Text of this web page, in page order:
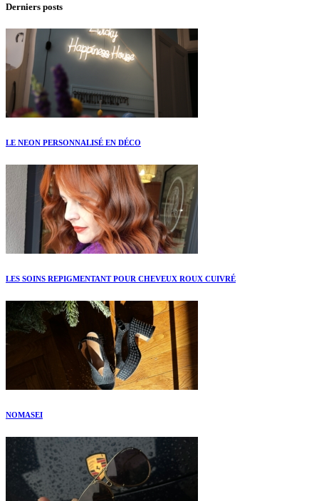
Derniers posts
LE NEON PERSONNALISÉ EN DÉCO
LES SOINS REPIGMENTANT POUR CHEVEUX ROUX CUIVRÉ
NOMASEI